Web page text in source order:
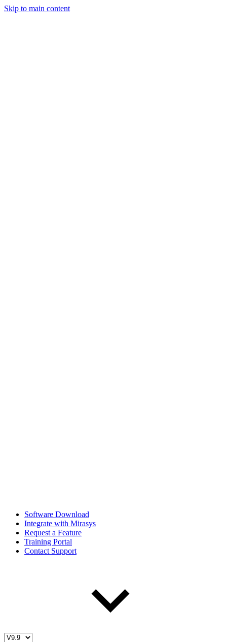
Skip to main content
Software Download
Integrate with Mirasys
Request a Feature
Training Portal
Contact Support